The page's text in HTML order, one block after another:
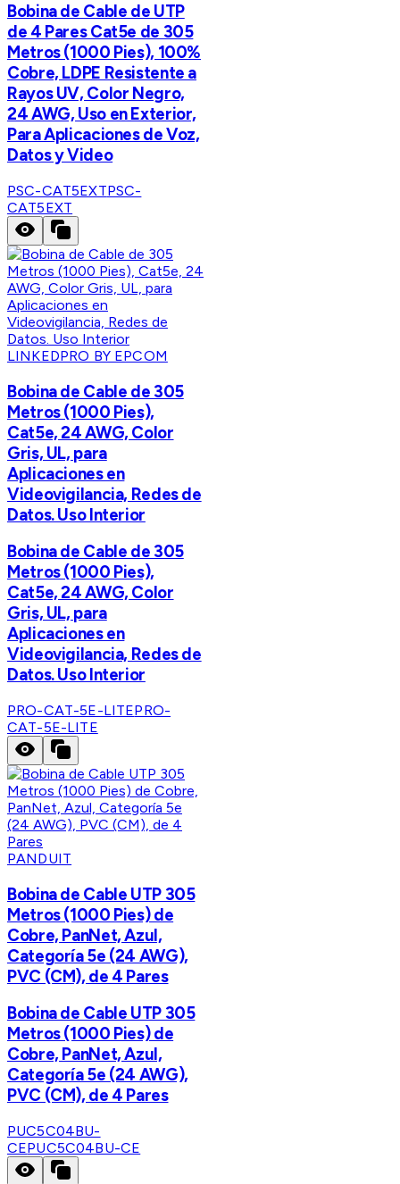
Bobina de Cable de UTP
de 4 Pares Cat5e de 305
Metros (1000 Pies), 100%
Cobre, LDPE Resistente a
Rayos UV, Color Negro,
24 AWG, Uso en Exterior,
Para Aplicaciones de Voz,
Datos y Video
PSC-CAT5EXTPSC-
CAT5EXT
LINKEDPRO BY EPCOM
Bobina de Cable de 305
Metros (1000 Pies),
Cat5e, 24 AWG, Color
Gris, UL, para
Aplicaciones en
Videovigilancia, Redes de
Datos. Uso Interior
Bobina de Cable de 305
Metros (1000 Pies),
Cat5e, 24 AWG, Color
Gris, UL, para
Aplicaciones en
Videovigilancia, Redes de
Datos. Uso Interior
PRO-CAT-5E-LITEPRO-
CAT-5E-LITE
PANDUIT
Bobina de Cable UTP 305
Metros (1000 Pies) de
Cobre, PanNet, Azul,
Categoría 5e (24 AWG),
PVC (CM), de 4 Pares
Bobina de Cable UTP 305
Metros (1000 Pies) de
Cobre, PanNet, Azul,
Categoría 5e (24 AWG),
PVC (CM), de 4 Pares
PUC5C04BU-
CEPUC5C04BU-CE